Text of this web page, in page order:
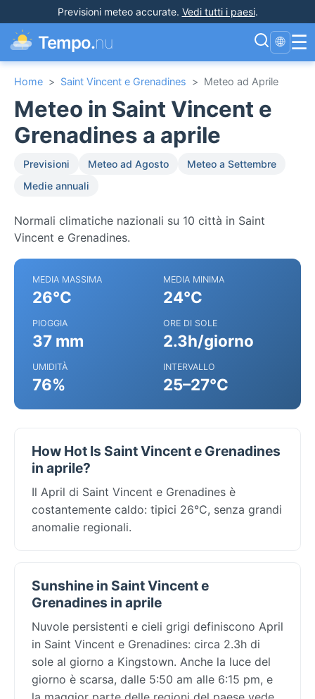
Previsioni meteo accurate. Vedi tutti i paesi.
Tempo.nu 🌐 ☰
Home > Saint Vincent e Grenadines > Meteo ad Aprile
Meteo in Saint Vincent e
Grenadines a aprile
Previsioni Meteo ad Agosto
Meteo a Settembre
Medie annuali
Normali climatiche nazionali su 10 città in Saint
Vincent e Grenadines.
MEDIA MASSIMA
26°C
MEDIA MINIMA
24°C
PIOGGIA
37 mm
ORE DI SOLE
2.3h/giorno
UMIDITÀ
76%
INTERVALLO
25–27°C
How Hot Is Saint Vincent e Grenadines
in aprile?
Il April di Saint Vincent e Grenadines è
costantemente caldo: tipici 26°C, senza grandi
anomalie regionali.
Sunshine in Saint Vincent e
Grenadines in aprile
Nuvole persistenti e cieli grigi definiscono April
in Saint Vincent e Grenadines: circa 2.3h di
sole al giorno a Kingstown. Anche la luce del
giorno è scarsa, dalle 5:50 am alle 6:15 pm, e